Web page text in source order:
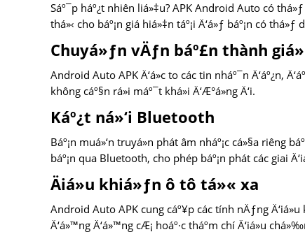
Sáº¯p háº¿t nhiên liá»‡u? APK Android Auto có
thá»‹ cho báº¡n giá hiá»‡n táº¡i Ä‘á»ƒ báº¡n có
Chuyá»ƒn vÄƒn báº£n thành
Android Auto APK Ä‘á»c to các tin nháº¯n Ä‘áº¿n,
không cáº§n rá»i máº¯t khá»i Ä‘Æ°á»ng Ä‘i.
Káº¿t ná»‘i Bluetooth
Báº¡n muá»‘n truyá»n phát âm nháº¡c cá»§a riêng
báº¡n qua Bluetooth, cho phép báº¡n phát các giai
Äiá»u khiá»ƒn ô tô tá»« xa
Android Auto APK cung cáº¥p các tính nÄƒng
Ä‘á»™ng Ä‘á»™ng cÆ¡ hoáº·c tháº­m chí Ä‘iá»u